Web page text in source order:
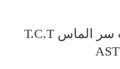
گردبر مخصوص دریل مگنت سر الماس T.C.T